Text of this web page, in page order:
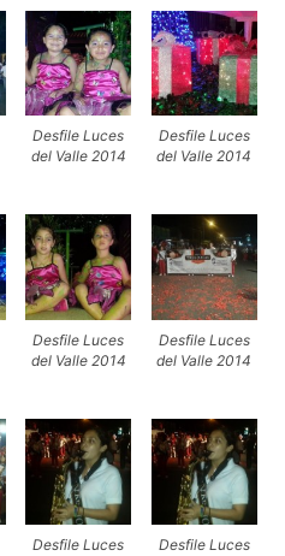
Desfile Luces
del Valle 2014
Desfile Luces
del Valle 2014
Desfile Luces
del Valle 2014
Desfile Luces
del Valle 2014
Desfile Luces
Desfile Luces